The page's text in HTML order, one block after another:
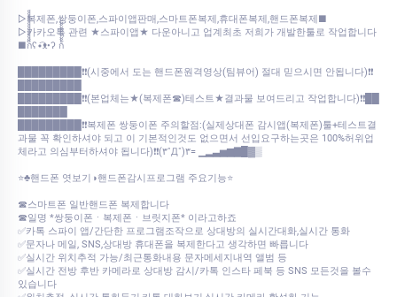
▷복제폰,쌍둥이폰,스파이앱판매,스마트폰복제,휴대폰복제,핸드폰복제■
▷카카오톡 관련 ★스파이앱★ 다운아니고 업계최초 저희가 개발한툴로 작업합니다
■ก็็็็็็็็็็็็็ʕ•͡ᴥ•ʔ ก้้้้้้้้้้้
█████████❗❗(시중에서 도는 핸드폰원격영상(팀뷰어) 절대 믿으시면 안됩니다)❗❗
█████████❗❗(본업체는★(복제폰☎)테스트★결과물 보여드리고 작업합니다)❗❗██
█████████❗❗복제폰 쌍둥이폰 주의할점:(실제상대폰 감시앱(복제폰)툴+테스트결
과물 꼭 확인하셔야 되고 이 기본적인것도 없으면서 선입요구하는곳은 100%허위업
체라고 의심부터하셔야 됩니다)❗❗(۳˚Д˚)۳= ▁▂▃▅▆▇█▓▒
⭐♣핸드폰 엿보기◑핸드폰감시프로그램 주요기능⭐
☎스마트폰 일반핸드폰 복제합니다
☎일명 *쌍둥이폰ㆍ복제폰ㆍ브릿지폰* 이라고하죠
✅카톡 스파이 앱/간단한 프로그램조작으로 상대방의 실시간대화,실시간 통화
✅문자나 메일, SNS,상대방 휴대폰을 복제한다고 생각하면 빠릅니다
✅실시간 위치추적 가능/최근통화내용 문자메세지내역 앨범 등
✅실시간 전방 후반 카메라로 상대방 감시/카톡 인스타 페북 등 SNS 모든것을 볼수
있습니다